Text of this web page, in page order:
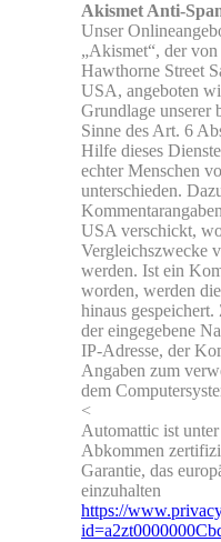
Akismet Anti-
Unser
„Akismet“, der
Hawthorne Street
USA, angeboten
Grundlage unserer
Sinne des Art. 6
Hilfe dieses
echter Menschen
unterschieden.
USA verschickt,
Vergleichszwecke
werden. Ist ein
worden, werden
hinaus
der eingegebene
IP-Adresse, der
Angaben zum
dem
<
Automattic ist
Abkommen
Garantie, das
einzuhalten
https://